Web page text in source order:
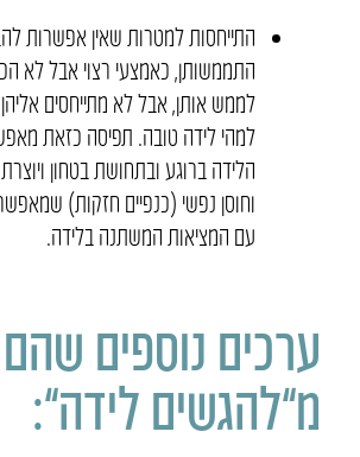
התייחסות למטרות שאין אפשרות
התממשותן, כאמצעי רצוי אבל לא
לממש אותן, אבל לא מתייחסים
למהי לידה טובה. תפיסה כזאת
הלידה ברוגע ובתחושת בטחון
וחוסן נפשי (כנפיים חזקות)
עם המציאות המשתנה בלידה.
ערכים נוספים
מ”להגשים לידה”: